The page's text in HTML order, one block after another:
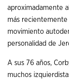
aproximadamente
más
movimiento
personalidad de
A sus 76 años,
muchos